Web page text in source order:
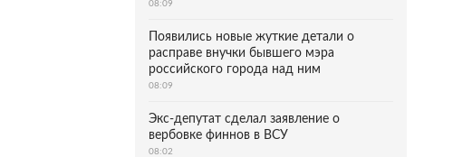
08:09
Появились новые жуткие детали о
расправе внучки бывшего мэра
российского города над ним
08:09
Экс-депутат сделал заявление о
вербовке финнов в ВСУ
08:02